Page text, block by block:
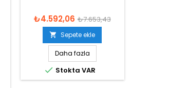
₺4.592,06 ₺7.653,43
 Sepete ekle
Daha fazla
 Stokta VAR